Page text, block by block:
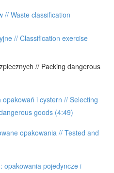
// Waste classification
// Classification exercise
// Packing dangerous
i cystern // Selecting
goods (4:49)
opakowania // Tested and
opakowania pojedyncze i